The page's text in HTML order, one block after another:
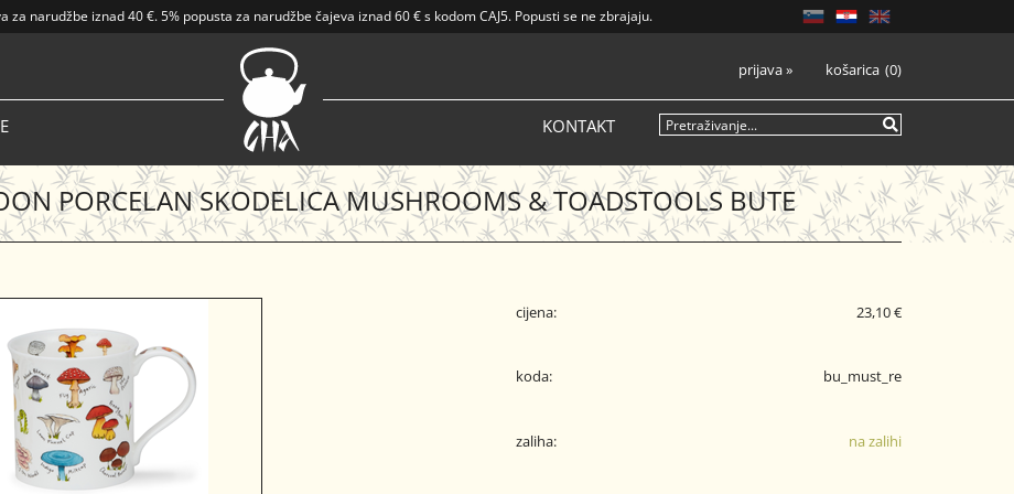
za narudžbe iznad40 €. 5% popusta za narudžbe čajeva iznad 60 € s kodom CAJ5. Popusti se ne zbrajaju.
KONTAKT
košarica 0
prijava»
PORCELAN SKODELICA MUSHROOMS & TOADSTOOLS BUTE
cijena: 23,10 €
koda: bu_must_re
zaliha: na zalihi